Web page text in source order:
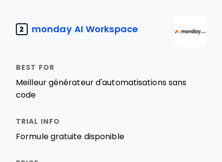
2 monday AI Workspace
Meilleur générateur d'automatisations sans
code
Formule gratuite disponible